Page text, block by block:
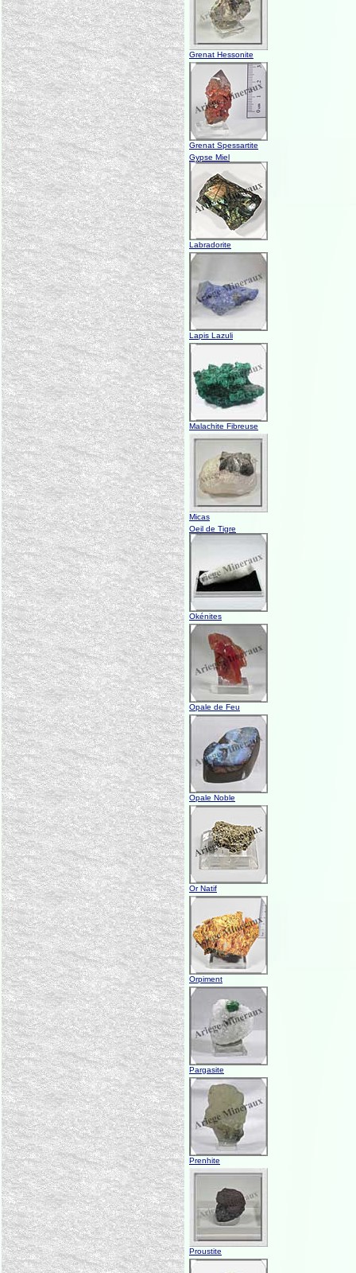
Grenat Hessonite
Grenat Spessartite
Gypse Miel
Labradorite
Lapis Lazuli
Malachite Fibreuse
Micas
Oeil de Tigre
Okénites
Opale de Feu
Opale Noble
Or Natif
Orpiment
Pargasite
Prenhite
Proustite